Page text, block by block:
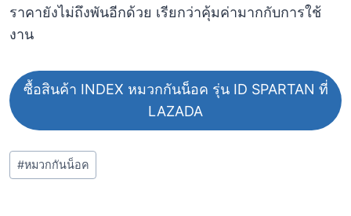
ราคายังไม่ถึงพันอีกด้วย เรียกว่าคุ้มค่ามากกับการใช้
งาน
ซื้อสินค้า INDEX หมวกกันน็อค รุ่น ID SPARTAN ที่
LAZADA
Post
Tags:
#หมวกกันน็อค